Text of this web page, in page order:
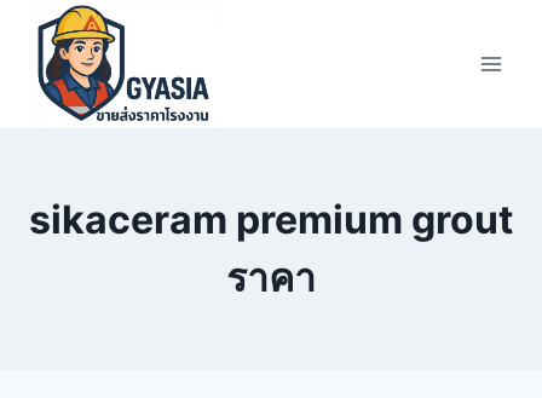
content
sikaceram premium grout
ราคา